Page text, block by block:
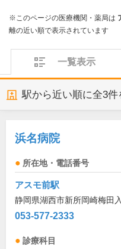
※このページの医療機関・薬局は
離の近い順で表示されています
一覧表示
駅から近い順に全3件
浜名病院
所在地・電話番号
アスモ前駅
静岡県湖西市新所岡崎梅田
053-577-2333
診療科目